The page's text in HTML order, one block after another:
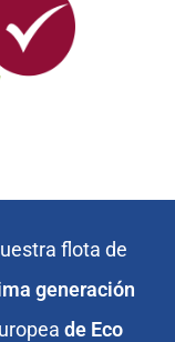
flota de
generación
de Eco